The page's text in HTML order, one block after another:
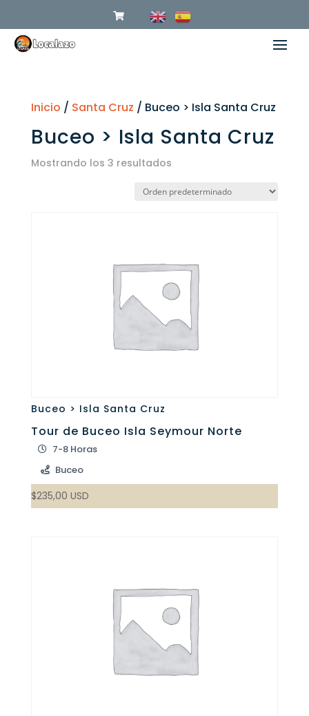
Inicio / Santa Cruz / Buceo > Isla Santa Cruz
Buceo > Isla Santa Cruz
Mostrando los 3 resultados
Buceo > Isla Santa Cruz
Tour de Buceo Isla Seymour Norte
7-8 Horas
Buceo
$235,00 USD